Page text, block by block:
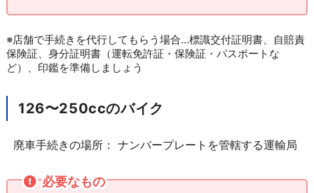
※店舗で手続きを代行してもらう場合…標識交付証明書、自賠責
保険証、身分証明書（運転免許証・保険証・パスポートな
ど）、印鑑を準備しましょう
126〜250ccのバイク
廃車手続きの場所： ナンバープレートを管轄する運輸局
必要なもの